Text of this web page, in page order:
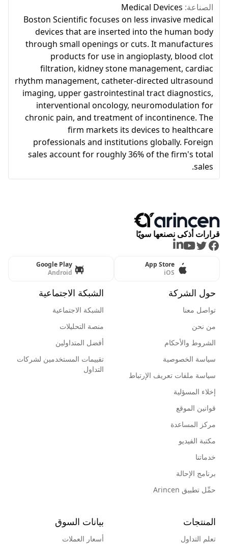
الصناعة: Medical Devices
Boston Scientific focuses on less invasive medical
devices that are inserted into the human body
through small openings or cuts. It manufactures
products for use in angioplasty, blood clot
filtration, kidney stone management, cardiac
rhythm management, catheter-directed ultrasound
imaging, upper gastrointestinal tract diagnostics,
interventional oncology, neuromodulation for
chronic pain, and treatment of incontinence. The
firm markets its devices to healthcare
professionals and institutions globally. Foreign
sales account for roughly 36% of the firm's total
sales.
قرارات أذكى نصنعها سويًا
Facebook
Twitter
Youtube
LinkedIn
App Store
iOS
Google Play
Android
حول الشركة
تواصل معنا
من نحن
الشروط والأحكام
سياسة الخصوصية
سياسة ملفات تعريف الإرتباط
إخلاء المسؤلية
قوانين الموقع
مركز المساعدة
مكتبة الفيديو
خدماتنا
برنامج الإحالة
حمِّل تطبيق Arincen
الشبكة الاجتماعية
الشبكة الاجتماعية
منصة التحليلات
أفضل المتداولين
تقييمات المستخدمين لشركات
التداول
المنتجات
تعلم التداول
بيانات السوق
أسعار العملات